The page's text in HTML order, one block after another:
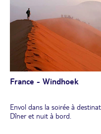
France - Windhoek
Envol dans la soirée à
Dîner et nuit à bord.